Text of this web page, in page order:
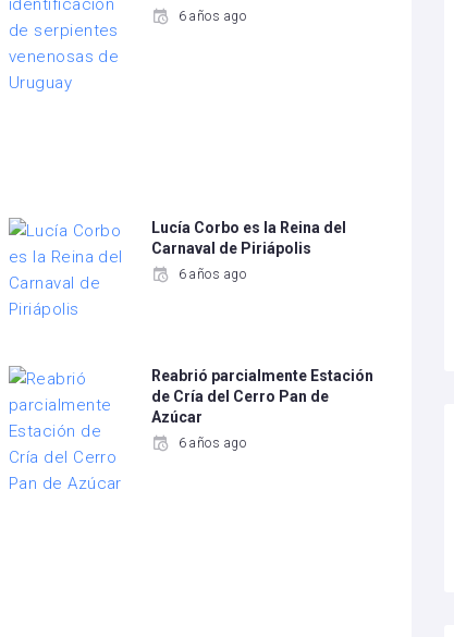
6 años ago
Lucía Corbo es la Reina del
Carnaval de Piriápolis
6 años ago
Reabrió parcialmente Estación
de Cría del Cerro Pan de
Azúcar
6 años ago